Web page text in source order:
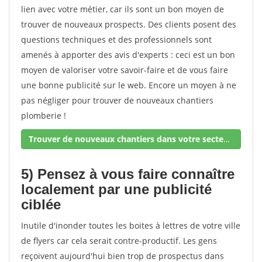
lien avec votre métier, car ils sont un bon moyen de
trouver de nouveaux prospects. Des clients posent des
questions techniques et des professionnels sont
amenés à apporter des avis d'experts : ceci est un bon
moyen de valoriser votre savoir-faire et de vous faire
une bonne publicité sur le web. Encore un moyen à ne
pas négliger pour trouver de nouveaux chantiers
plomberie !
Trouver de nouveaux chantiers dans votre secteur !
5) Pensez à vous faire connaître
localement par une publicité
ciblée
Inutile d'inonder toutes les boites à lettres de votre ville
de flyers car cela serait contre-productif. Les gens
reçoivent aujourd'hui bien trop de prospectus dans